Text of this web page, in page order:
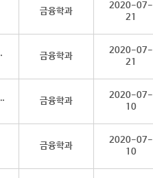
금융학과
2020-07-
21
고(~7.31) 금융학과
2020-07-
21
(체험형 청년인턴) 채용 공고 금융학과
2020-07-
10
금융학과
2020-07-
10